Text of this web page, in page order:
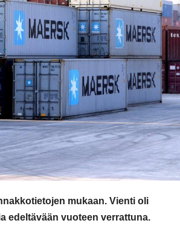
mukaan. Vienti oli
edeltävään vuoteen verrattuna.